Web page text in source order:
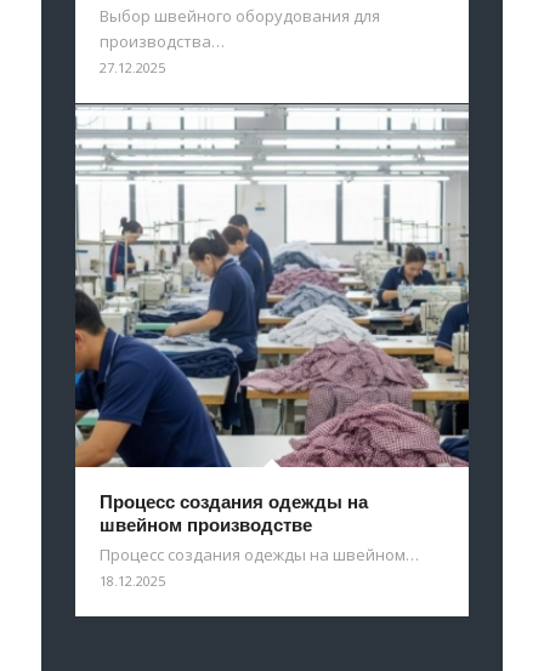
Выбор швейного оборудования для
производства…
27.12.2025
Процесс создания одежды на
швейном производстве
Процесс создания одежды на швейном…
18.12.2025